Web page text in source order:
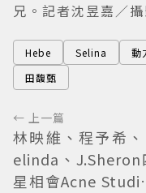
兄。記者沈昱嘉／
Hebe Selina 動
田馥甄
← 上一篇
林映維、程予希、
elinda、J.Sheron
星相會Acne